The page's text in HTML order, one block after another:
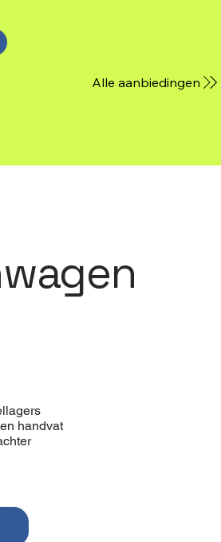
Alle aanbiedingen
handvat